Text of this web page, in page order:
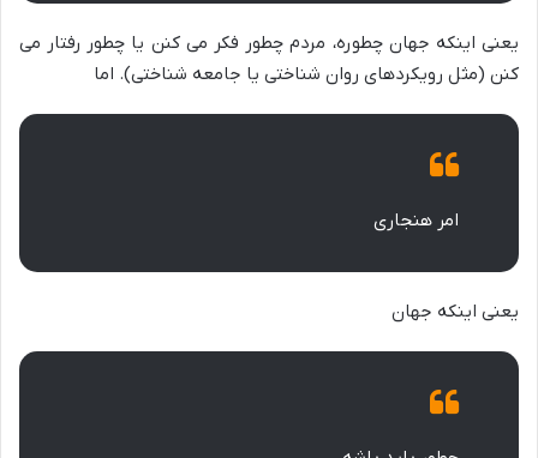
یعنی اینکه جهان چطوره، مردم چطور فکر می کنن یا چطور رفتار می
کنن (مثل رویکردهای روان شناختی یا جامعه شناختی). اما
امر هنجاری
یعنی اینکه جهان